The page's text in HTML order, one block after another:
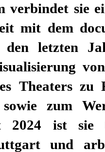
verbindet sie
mit dem
den letzten
Theaters zu
sowie zum
2024 ist sie
und